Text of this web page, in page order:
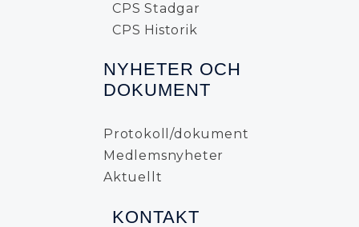
CPS Stadgar
CPS Historik
NYHETER OCH
DOKUMENT
Protokoll/dokument
Medlemsnyheter
Aktuellt
KONTAKT